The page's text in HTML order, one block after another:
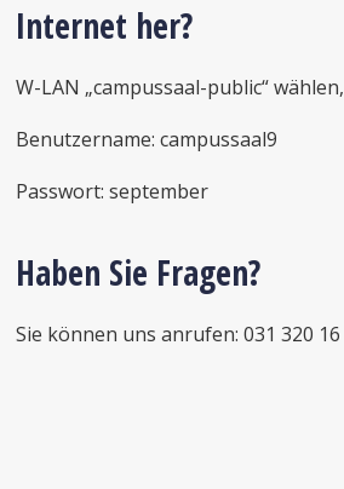
Internet her?
W-LAN „campussaal-public“
Benutzername: campussaal9
Passwort: september
Haben Sie Fragen?
Sie können uns anrufen: 031 320 16